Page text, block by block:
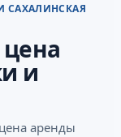
САХАЛИНСКАЯ
и
аренды